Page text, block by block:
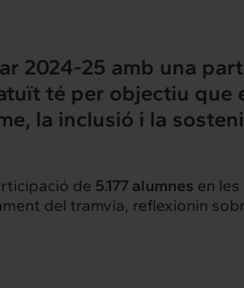
2024-25 amb una
té per objectiu que
la inclusió i la
de 5.177 alumnes en
del tramvia, reflexionin